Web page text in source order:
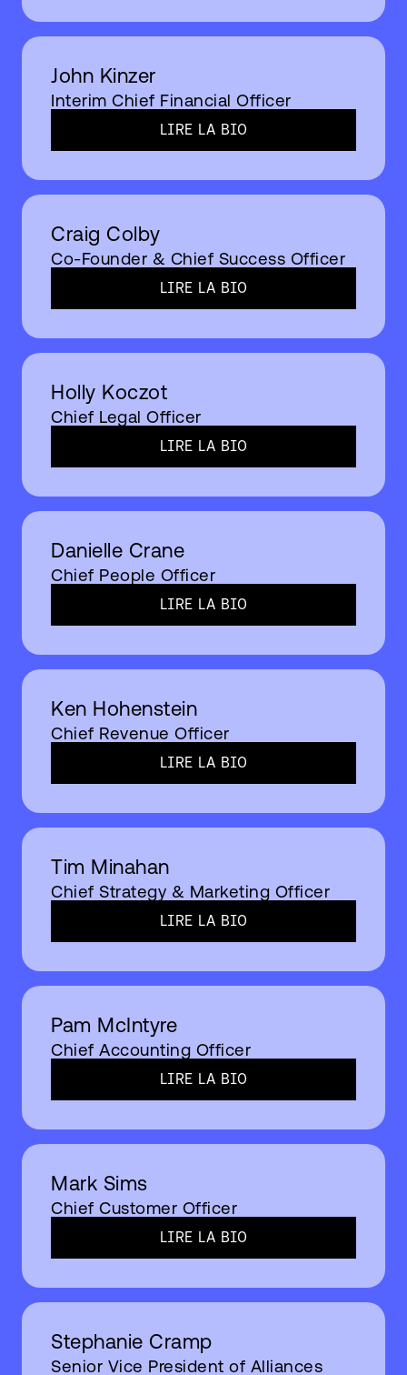
John Kinzer
Interim Chief Financial Officer
LIRE LA BIO​
Craig Colby
Co-Founder & Chief Success Officer
LIRE LA BIO​
Holly Koczot
Chief Legal Officer
LIRE LA BIO​
Danielle Crane
Chief People Officer
LIRE LA BIO​
Ken Hohenstein
Chief Revenue Officer
LIRE LA BIO​
Tim Minahan
Chief Strategy & Marketing Officer
LIRE LA BIO​
Pam McIntyre
Chief Accounting Officer
LIRE LA BIO​
Mark Sims
Chief Customer Officer
LIRE LA BIO​
Stephanie Cramp
Senior Vice President of Alliances